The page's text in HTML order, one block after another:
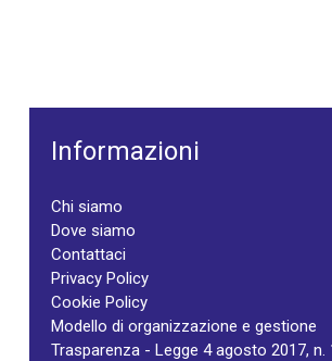
Informazioni
Chi siamo
Dove siamo
Contattaci
Privacy Policy
Cookie Policy
Modello di organizzazione e gestione
Trasparenza - Legge 4 agosto 2017, n.